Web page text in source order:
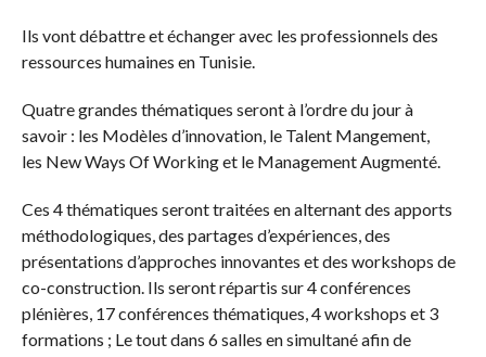
Ils vont débattre et échanger avec les professionnels des
ressources humaines en Tunisie.
Quatre grandes thématiques seront à l’ordre du jour à
savoir : les Modèles d’innovation, le Talent Mangement,
les New Ways Of Working et le Management Augmenté.
Ces 4 thématiques seront traitées en alternant des apports
méthodologiques, des partages d’expériences, des
présentations d’approches innovantes et des workshops de
co-construction. Ils seront répartis sur 4 conférences
plénières, 17 conférences thématiques, 4 workshops et 3
formations ; Le tout dans 6 salles en simultané afin de